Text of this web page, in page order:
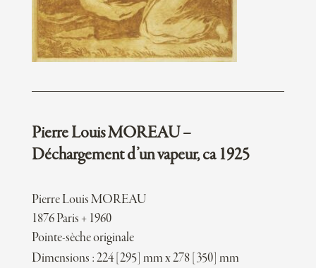
Pierre Louis MOREAU –
Déchargement d’un vapeur, ca 1925
Pierre Louis MOREAU
1876 Paris + 1960
Pointe-sèche originale
Dimensions : 224 [295] mm x 278 [350] mm